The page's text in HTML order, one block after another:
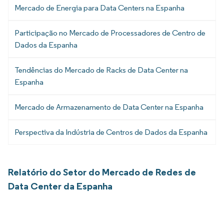
Mercado de Energia para Data Centers na Espanha
Participação no Mercado de Processadores de Centro de
Dados da Espanha
Tendências do Mercado de Racks de Data Center na
Espanha
Mercado de Armazenamento de Data Center na Espanha
Perspectiva da Indústria de Centros de Dados da Espanha
Relatório do Setor do Mercado de Redes de
Data Center da Espanha